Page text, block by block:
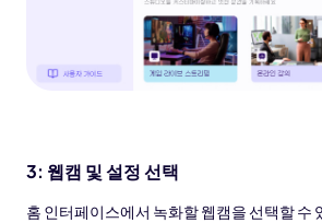
3: 웹캠 및 설정 선택
홈 인터페이스에서 녹화할 웹캠을 선택할 수